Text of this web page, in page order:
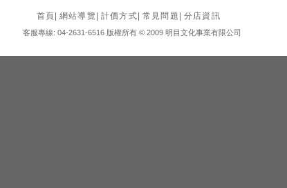
首頁 網站導覽 計價方式 常見問題 分店資訊
客服專線: 04-2631-6516 版權所有 © 2009 明目文化事業有限公司